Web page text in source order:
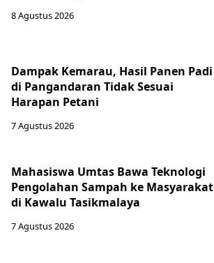
8 Agustus 2026
Dampak Kemarau, Hasil Panen Padi
di Pangandaran Tidak Sesuai
Harapan Petani
7 Agustus 2026
Mahasiswa Umtas Bawa Teknologi
Pengolahan Sampah ke Masyarakat
di Kawalu Tasikmalaya
7 Agustus 2026